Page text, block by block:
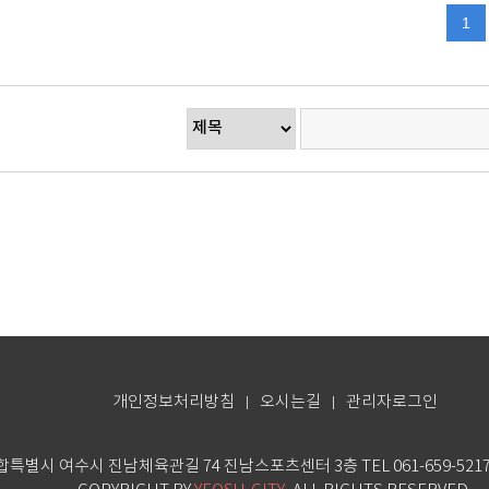
1
개인정보처리방침 오시는길 관리자로그인
특별시 여수시 진남체육관길 74 진남스포츠센터 3층 TEL 061-659-